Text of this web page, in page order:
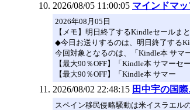
2026/08/05 11:00:05 マインドマ
2026年08月05日
【メモ】明日終了するKindleセールま
◆今日お送りするのは、明日終了する
今回対象となるのは、「Kindle本 サマ
【最大90％OFF】「Kindle本 サマーセ
【最大90％OFF】「Kindle本 サマー
2026/08/02 22:48:15 田中宇の国
スペイン移民侵略騒動は米イスラエル